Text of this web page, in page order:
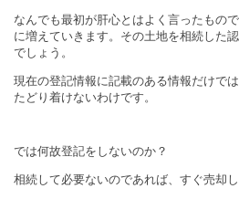
なんでも最初が肝心とはよく言ったもの
に増えていきます。その土地を相続した
でしょう。
現在の登記情報に記載のある情報だけで
たどり着けないわけです。
では何故登記をしないのか？
相続して必要ないのであれば、すぐ売却